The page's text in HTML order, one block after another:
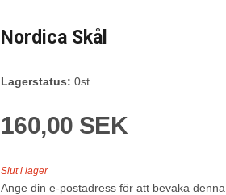
Nordica Skål
Lagerstatus: 0st
160,00 SEK
Slut i lager
Ange din e-postadress för att bevaka